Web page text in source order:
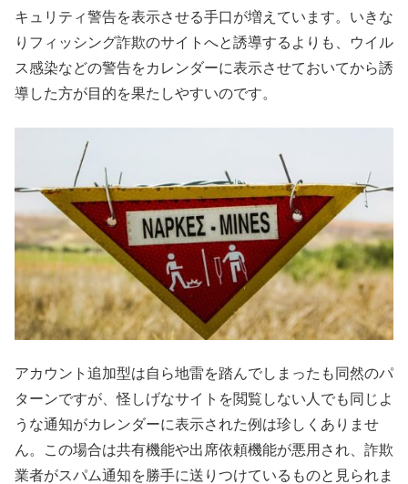
キュリティ警告を表示させる手口が増えています。いきな
りフィッシング詐欺のサイトへと誘導するよりも、ウイル
ス感染などの警告をカレンダーに表示させておいてから誘
導した方が目的を果たしやすいのです。
アカウント追加型は自ら地雷を踏んでしまったも同然のパ
ターンですが、怪しげなサイトを閲覧しない人でも同じよ
うな通知がカレンダーに表示された例は珍しくありませ
ん。この場合は共有機能や出席依頼機能が悪用され、詐欺
業者がスパム通知を勝手に送りつけているものと見られま